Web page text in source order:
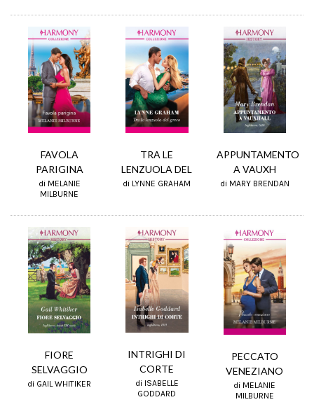
FAVOLA
PARIGINA
di MELANIE
MILBURNE
TRA LE
LENZUOLA DEL
di LYNNE GRAHAM
APPUNTAMENTO
A VAUXH
di MARY BRENDAN
FIORE
SELVAGGIO
di GAIL WHITIKER
INTRIGHI DI
CORTE
di ISABELLE
GODDARD
PECCATO
VENEZIANO
di MELANIE
MILBURNE